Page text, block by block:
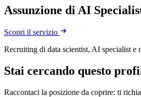
Assunzione di AI
Scopri il servizio
Recruiting di data scientist, AI specialist e
Stai cercando questo
Raccontaci la posizione da coprire: ti